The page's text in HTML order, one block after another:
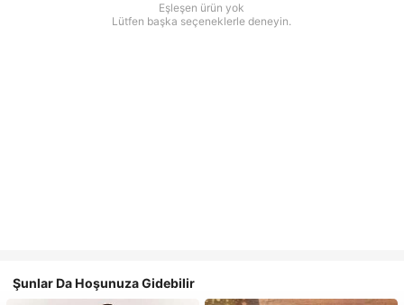
Eşleşen ürün yok
Lütfen başka seçeneklerle deneyin.
Şunlar Da Hoşunuza Gidebilir